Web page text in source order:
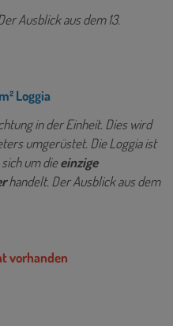
Ausblick aus dem 13.
Loggia
in der Einheit. Dies wird
umgerüstet. Die Loggia ist
um dieeinzige
handelt. Der Ausblick aus dem
vorhanden